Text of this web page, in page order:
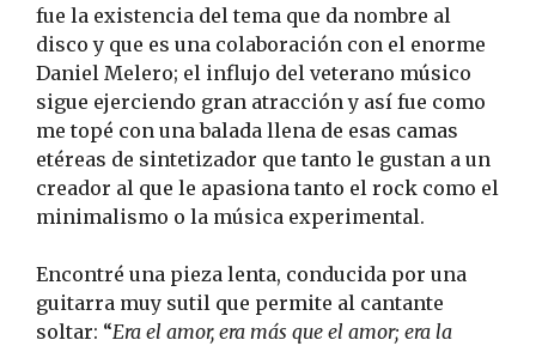
fue la existencia del tema que da nombre al
disco y que es una colaboración con el enorme
Daniel Melero; el influjo del veterano músico
sigue ejerciendo gran atracción y así fue como
me topé con una balada llena de esas camas
etéreas de sintetizador que tanto le gustan a un
creador al que le apasiona tanto el rock como el
minimalismo o la música experimental.
Encontré una pieza lenta, conducida por una
guitarra muy sutil que permite al cantante
soltar: “Era el amor, era más que el amor; era la